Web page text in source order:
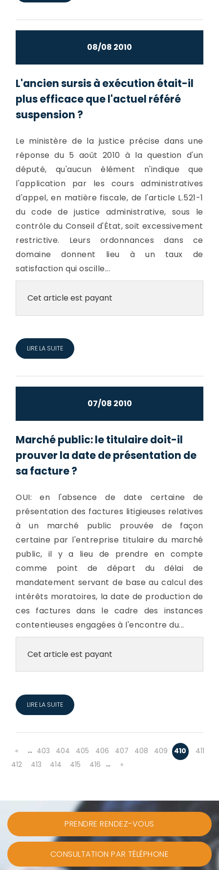
08/08 2010
L'ancien sursis à exécution était-il
plus efficace que l'actuel référé
suspension ?
Le ministère de la justice précise dans une
réponse du 5 août 2010 à la question d'un
député, qu'aucun élément n'indique que
l'application par les cours administratives
d'appel, en matière fiscale, de l'article L.521-1
du code de justice administrative, sous le
contrôle du Conseil d'État, soit excessivement
restrictive. Leurs ordonnances dans ce
domaine donnent lieu à un taux de
satisfaction qui oscille...
Cet article est payant
LIRE LA SUITE
07/08 2010
Marché public: le titulaire doit-il
prouver la date de présentation de
sa facture ?
OUI: en l'absence de date certaine de
présentation des factures litigieuses relatives
à un marché public prouvée de façon
certaine par l'entreprise titulaire du marché
public, il y a lieu de prendre en compte
comme point de départ du délai de
mandatement servant de base au calcul des
intérêts moratoires, la date de production de
ces factures dans le cadre des instances
contentieuses engagées à l'encontre du...
Cet article est payant
LIRE LA SUITE
« … 403 404 405 406 407 408 409 410
411
412
413 414 415 416 … »
PRENDRE RENDEZ-VOUS
CONSULTATION PAR TÉLÉPHONE